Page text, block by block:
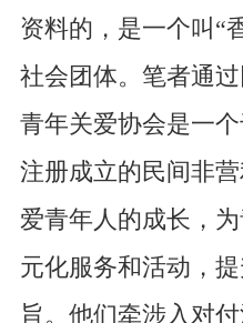
资料的，是一个叫“
社会团体。笔者通
青年关爱协会是一
注册成立的民间非
爱青年人的成长，
元化服务和活动，
旨。他们牵涉入对